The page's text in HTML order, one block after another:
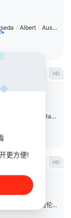
/ Albert / Ausellé
HD
Raquel
HD
/ Girón
大卫·潘塔伦 /
更方便!